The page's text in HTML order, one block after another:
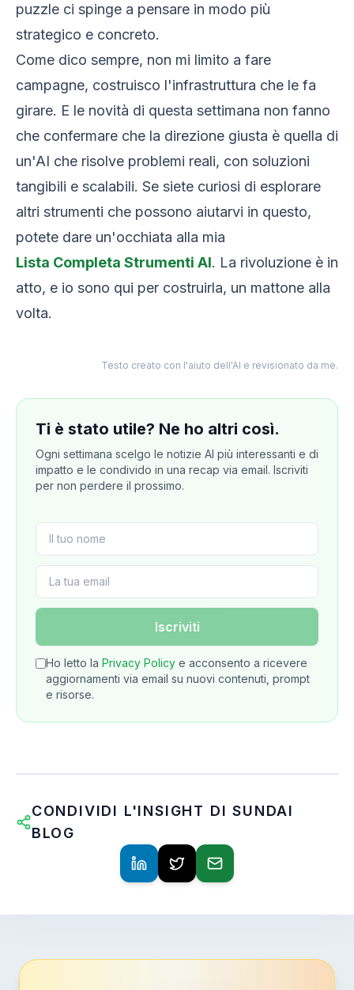
puzzle ci spinge a pensare in modo più
strategico e concreto.
Come dico sempre, non mi limito a fare
campagne, costruisco l'infrastruttura che le fa
girare. E le novità di questa settimana non fanno
che confermare che la direzione giusta è quella di
un'AI che risolve problemi reali, con soluzioni
tangibili e scalabili. Se siete curiosi di esplorare
altri strumenti che possono aiutarvi in questo,
potete dare un'occhiata alla mia
Lista Completa Strumenti AI. La rivoluzione è in
atto, e io sono qui per costruirla, un mattone alla
volta.
Testo creato con l'aiuto dell'AI e revisionato da me.
Ti è stato utile? Ne ho altri così.
Ogni settimana scelgo le notizie AI più interessanti e di
impatto e le condivido in una recap via email. Iscriviti
per non perdere il prossimo.
Iscriviti
Ho letto la Privacy Policy e acconsento a ricevere
aggiornamenti via email su nuovi contenuti, prompt
e risorse.
CONDIVIDI L'INSIGHT DI SUNDAI
BLOG